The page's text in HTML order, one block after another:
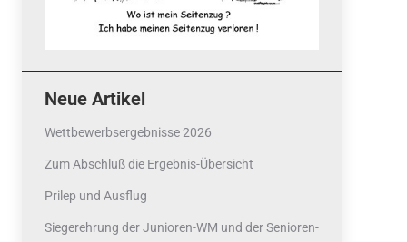
Neue Artikel
Wettbewerbsergebnisse 2026
Zum Abschluß die Ergebnis-Übersicht
Prilep und Ausflug
Siegerehrung der Junioren-WM und der Senioren-